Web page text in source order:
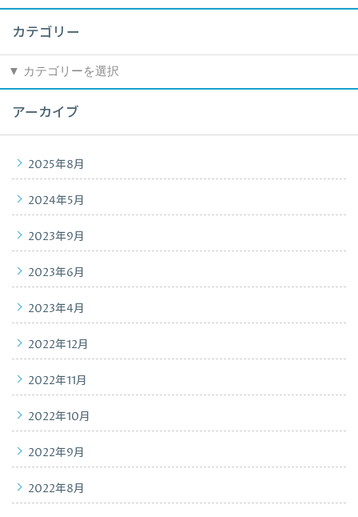
カテゴリー
カ
テ
アーカイブ
2025年8月
2024年5月
2023年9月
2023年6月
2023年4月
2022年12月
2022年11月
2022年10月
2022年9月
2022年8月